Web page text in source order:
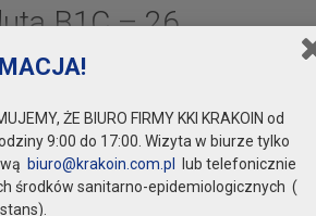
B1C – 26
ŻE BIURO FIRMY KKI KRAKOIN od
9:00 do 17:00. Wizyta w biurze tylko
biuro@krakoin.com.pl lub telefonicznie
środków sanitarno-epidemiologicznych (